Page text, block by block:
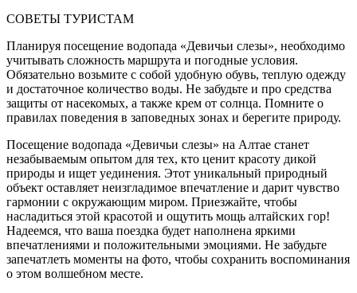
СОВЕТЫ ТУРИСТАМ
Планируя посещение водопада «Девичьи слезы», необходимо
учитывать сложность маршрута и погодные условия.
Обязательно возьмите с собой удобную обувь, теплую одежду
и достаточное количество воды. Не забудьте и про средства
защиты от насекомых, а также крем от солнца. Помните о
правилах поведения в заповедных зонах и берегите природу.
Посещение водопада «Девичьи слезы» на Алтае станет
незабываемым опытом для тех, кто ценит красоту дикой
природы и ищет уединения. Этот уникальный природный
объект оставляет неизгладимое впечатление и дарит чувство
гармонии с окружающим миром. Приезжайте, чтобы
насладиться этой красотой и ощутить мощь алтайских гор!
Надеемся, что ваша поездка будет наполнена яркими
впечатлениями и положительными эмоциями. Не забудьте
запечатлеть моменты на фото, чтобы сохранить воспоминания
о этом волшебном месте.